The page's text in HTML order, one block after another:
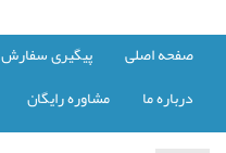
صفحه اصلی پیگیری سفارش
درباره ما مشاوره رایگان